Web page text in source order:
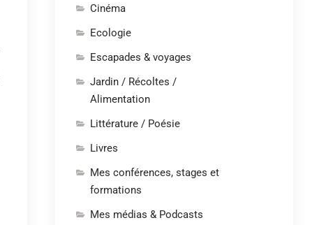
Cinéma
Ecologie
Escapades & voyages
Jardin / Récoltes /
Alimentation
Littérature / Poésie
Livres
Mes conférences, stages et
formations
Mes médias & Podcasts